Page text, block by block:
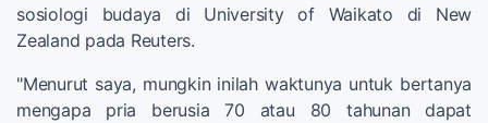
sosiologi budaya di University of Waikato di New
Zealand pada Reuters.
"Menurut saya, mungkin inilah waktunya untuk bertanya
mengapa pria berusia 70 atau 80 tahunan dapat